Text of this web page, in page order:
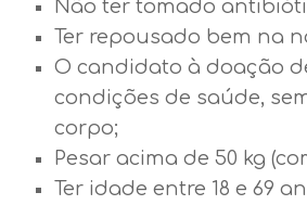
Não ter tomado
Ter repousado bem na
O candidato à doação
condições de saúde,
corpo;
Pesar acima de 50 kg
Ter idade entre 18 e 69